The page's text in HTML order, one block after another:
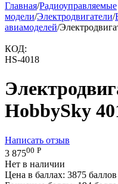
Главная/Радиоуправляемые
модели/Электродвигатели/
авиамоделей/
КОД:
HS-4018
HobbySky
Написать отзыв
3 87500 Р
Нет в наличии
Цена в баллах: 3875 баллов